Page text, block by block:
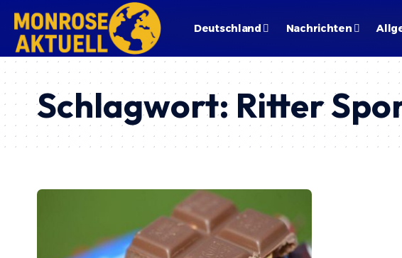
Deutschland Nachrichten
Schlagwort: Ritter